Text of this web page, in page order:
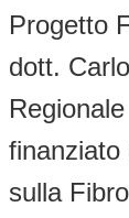
Progetto
dott.
finanziato
sulla